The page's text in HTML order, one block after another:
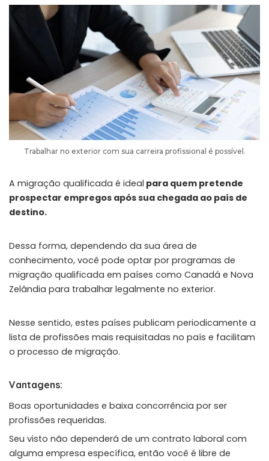
Trabalhar no exterior com sua carreira profissional é possível.
A migração qualificada é ideal para quem pretende
prospectar empregos após sua chegada ao país de
destino.
Dessa forma, dependendo da sua área de
conhecimento, você pode optar por programas de
migração qualificada em países como Canadá e Nova
Zelândia para trabalhar legalmente no exterior.
Nesse sentido, estes países publicam periodicamente a
lista de profissões mais requisitadas no país e facilitam
o processo de migração.
Vantagens:
Boas oportunidades e baixa concorrência por ser
profissões requeridas.
Seu visto não dependerá de um contrato laboral com
alguma empresa específica, então você é libre de